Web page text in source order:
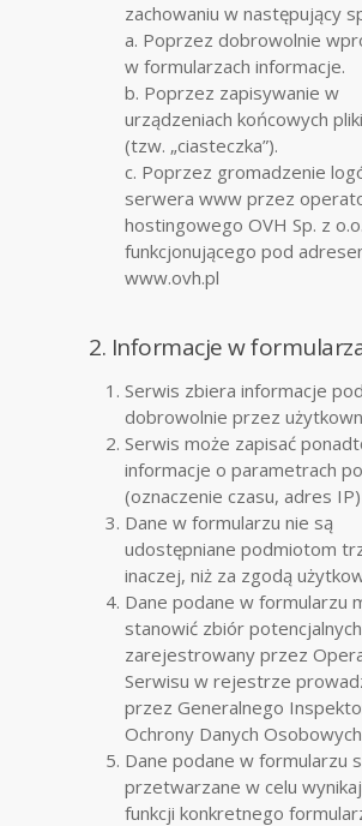
zachowaniu w następujący
a. Poprzez dobrowolnie
w formularzach informacje.
b. Poprzez zapisywanie w
urządzeniach końcowych
(tzw. „ciasteczka”).
c. Poprzez gromadzenie
serwera www przez
hostingowego OVH Sp. z o.o.
funkcjonującego pod
www.ovh.pl
2. Informacje w
Serwis zbiera informacje
dobrowolnie przez
Serwis może zapisać
informacje o parametrach
(oznaczenie czasu, adres IP)
Dane w formularzu nie są
udostępniane podmiotom
inaczej, niż za zgodą
Dane podane w formularzu
stanowić zbiór
zarejestrowany przez
Serwisu w rejestrze
przez Generalnego
Ochrony Danych
Dane podane w formularzu
przetwarzane w celu
funkcji konkretnego